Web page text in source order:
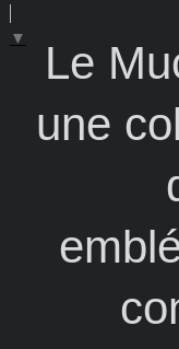
▼
Le
une